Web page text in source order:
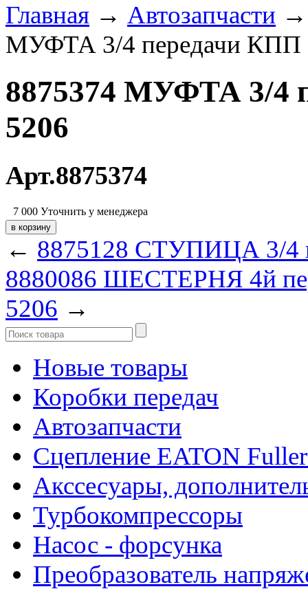
Главная → Автозапчасти
МУФТА 3/4 передачи КПП
8875374 МУФТА 3/4
5206
Арт.8875374
7 000 Уточнить у менеджера
← 8875128 СТУПИЦА 3/4
8880086 ШЕСТЕРНЯ 4й
5206 →
Новые товары
Коробки передач
Автозапчасти
Сцепление EATON
Акссесуары,
Турбокомпрессоры
Насос - форсунка
Преобразователь